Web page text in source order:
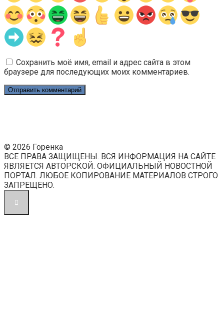
Сохранить моё имя, email и адрес сайта в этом
браузере для последующих моих комментариев.
© 2026 Горенка
ВСЕ ПРАВА ЗАЩИЩЕНЫ. ВСЯ ИНФОРМАЦИЯ НА САЙТЕ
ЯВЛЯЕТСЯ АВТОРСКОЙ. ОФИЦИАЛЬНЫЙ НОВОСТНОЙ
ПОРТАЛ. ЛЮБОЕ КОПИРОВАНИЕ МАТЕРИАЛОВ СТРОГО
ЗАПРЕЩЕНО.